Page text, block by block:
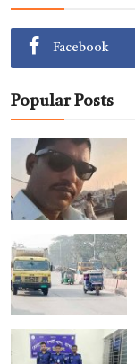
Facebook
Popular Posts